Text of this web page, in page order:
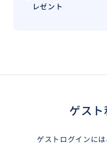
レゼント
ゲス
ゲストログインに